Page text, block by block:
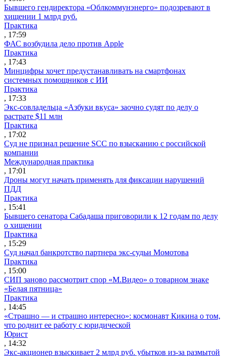
Бывшего гендиректора «Облкоммунэнерго» подозревают в
хищении 1 млрд руб.
Практика
, 17:59
ФАС возбудила дело против Apple
Практика
, 17:43
Минцифры хочет предустанавливать на смартфонах
системных помощников с ИИ
Практика
, 17:33
Экс-совладельца «Азбуки вкуса» заочно судят по делу о
растрате $11 млн
Практика
, 17:02
Суд не признал решение SCC по взысканию с российской
компании
Международная практика
, 17:01
Дроны могут начать применять для фиксации нарушений
ПДД
Практика
, 15:41
Бывшего сенатора Сабадаша приговорили к 12 годам по делу
о хищении
Практика
, 15:29
Суд начал банкротство партнера экс-судьи Момотова
Практика
, 15:00
СИП заново рассмотрит спор «М.Видео» о товарном знаке
«Белая пятница»
Практика
, 14:45
«Страшно — и страшно интересно»: космонавт Кикина о том,
что роднит ее работу с юридической
Юрист
, 14:32
Экс-акционер взыскивает 2 млрд руб. убытков из-за размытой